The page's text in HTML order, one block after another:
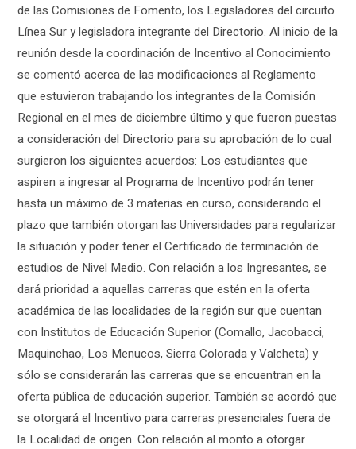
de las Comisiones de Fomento, los Legisladores del circuito
Línea Sur y legisladora integrante del Directorio. Al inicio de la
reunión desde la coordinación de Incentivo al Conocimiento
se comentó acerca de las modificaciones al Reglamento
que estuvieron trabajando los integrantes de la Comisión
Regional en el mes de diciembre último y que fueron puestas
a consideración del Directorio para su aprobación de lo cual
surgieron los siguientes acuerdos: Los estudiantes que
aspiren a ingresar al Programa de Incentivo podrán tener
hasta un máximo de 3 materias en curso, considerando el
plazo que también otorgan las Universidades para regularizar
la situación y poder tener el Certificado de terminación de
estudios de Nivel Medio. Con relación a los Ingresantes, se
dará prioridad a aquellas carreras que estén en la oferta
académica de las localidades de la región sur que cuentan
con Institutos de Educación Superior (Comallo, Jacobacci,
Maquinchao, Los Menucos, Sierra Colorada y Valcheta) y
sólo se considerarán las carreras que se encuentran en la
oferta pública de educación superior. También se acordó que
se otorgará el Incentivo para carreras presenciales fuera de
la Localidad de origen. Con relación al monto a otorgar